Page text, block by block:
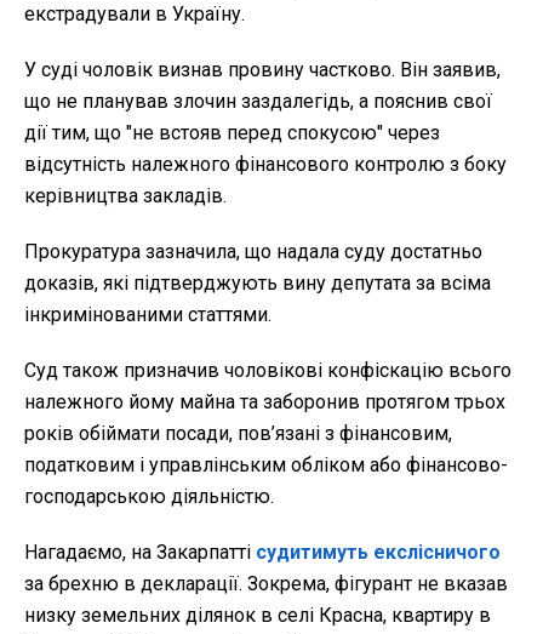
екстрадували в Україну.
У суді чоловік визнав провину частково. Він заявив,
що не планував злочин заздалегідь, а пояснив свої
дії тим, що "не встояв перед спокусою" через
відсутність належного фінансового контролю з боку
керівництва закладів.
Прокуратура зазначила, що надала суду достатньо
доказів, які підтверджують вину депутата за всіма
інкримінованими статтями.
Суд також призначив чоловікові конфіскацію всього
належного йому майна та заборонив протягом трьох
років обіймати посади, пов’язані з фінансовим,
податковим і управлінським обліком або фінансово-
господарською діяльністю.
Нагадаємо, на Закарпатті судитимуть екслісничого
за брехню в декларації. Зокрема, фігурант не вказав
низку земельних ділянок в селі Красна, квартиру в